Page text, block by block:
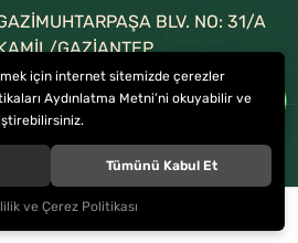
BLV. NO: 31/A
GAZİANTEP
215 17 57-336 38 38
BAKLAVA . Tüm hakları saklıdır.
için internet sitemizde çerezler
Aydınlatma Metni’ni okuyabilir ve
Tümünü Kabul Et
ve Çerez Politikası